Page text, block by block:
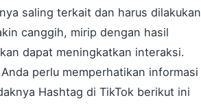
saling terkait dan harus dilakukan
canggih, mirip dengan hasil
dapat meningkatkan interaksi.
perlu memperhatikan informasi
Hashtag di TikTok berikut ini